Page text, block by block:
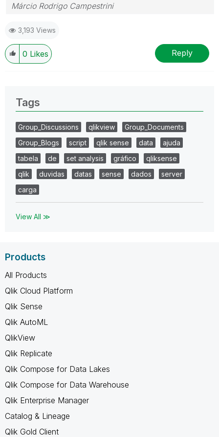
Márcio Rodrigo Campestrini
3,193 Views
0 Likes Reply
Tags
Group_Discussions qlikview
Group_Documents
Group_Blogs
script qlik sense data
ajuda
tabela
de set analysis gráfico
qliksense
qlik
duvidas datas sense dados
server
carga
View All ≫
Products
All Products
Qlik Cloud Platform
Qlik Sense
Qlik AutoML
QlikView
Qlik Replicate
Qlik Compose for Data Lakes
Qlik Compose for Data Warehouse
Qlik Enterprise Manager
Catalog & Lineage
Qlik Gold Client